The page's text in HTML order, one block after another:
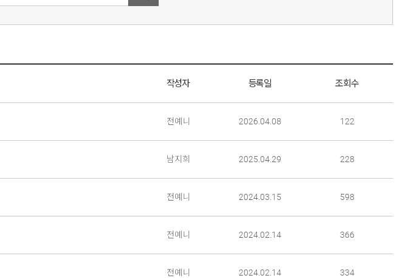
작성자 등록일 조회수
전예니 2026.04.08 122
남지희 2025.04.29 228
전예니 2024.03.15 598
전예니 2024.02.14 366
전예니 2024.02.14 334